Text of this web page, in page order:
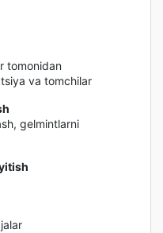
tomonidan
va tomchilar
gelmintlarni